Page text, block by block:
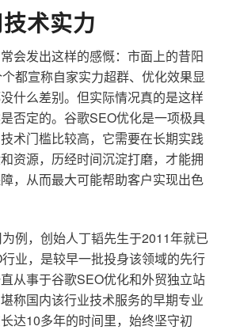
术实力
会发出这样的感慨：市面上的昔阳
都宣称自家实力超群、优化效果显
什么差别。但实际情况真的是这样
否定的。谷歌SEO优化是一项极具
术门槛比较高，它需要在长期实践
资源，历经时间沉淀打磨，才能拥
，从而最大可能帮助客户实现出色
例，创始人丁韬先生于2011年就已
业，是较早一批投身该领域的先行
从事于谷歌SEO优化和外贸独立站
称国内该行业技术服务的早期专业
达10多年的时间里，始终坚守初